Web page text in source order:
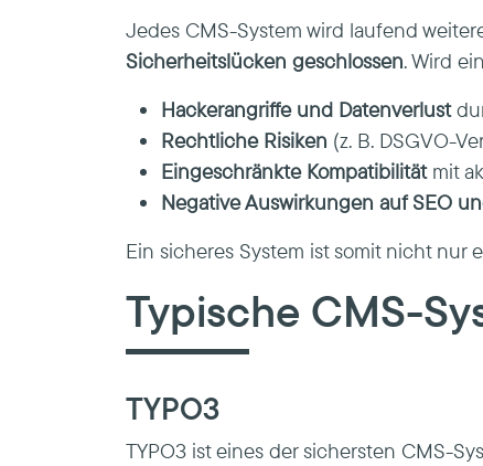
Jedes CMS-System wird laufend
Sicherheitslücken geschlossen. Wird
Hackerangriffe und Datenverlust
Rechtliche Risiken (z. B. DSGVO-
Eingeschränkte Kompatibilitätmit
Negative Auswirkungen auf SEO
Ein sicheres System ist somit nicht nur
Typische CMS-
TYPO3
TYPO3 ist eines der sichersten CMS-